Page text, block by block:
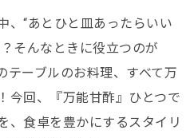
、“あとひと皿あったらいい
そんなときに役立つのが
テーブルのお料理、すべて万
今回、『万能甘酢』ひとつで
、食卓を豊かにするスタイリ